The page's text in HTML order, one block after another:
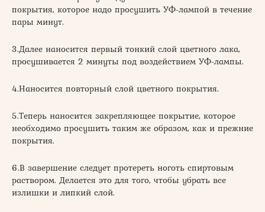
покрытия, которое надо просушить УФ-лампой в течение
пары минут.
3.Далее наносится первый тонкий слой цветного лака,
просушивается 2 минуты под воздействием УФ-лампы.
4.Наносится повторный слой цветного покрытия.
5.Теперь наносится закрепляющее покрытие, которое
необходимо просушить таким же образом, как и прежние
покрытия.
6.В завершение следует протереть ноготь спиртовым
раствором. Делается это для того, чтобы убрать все
излишки и липкий слой.